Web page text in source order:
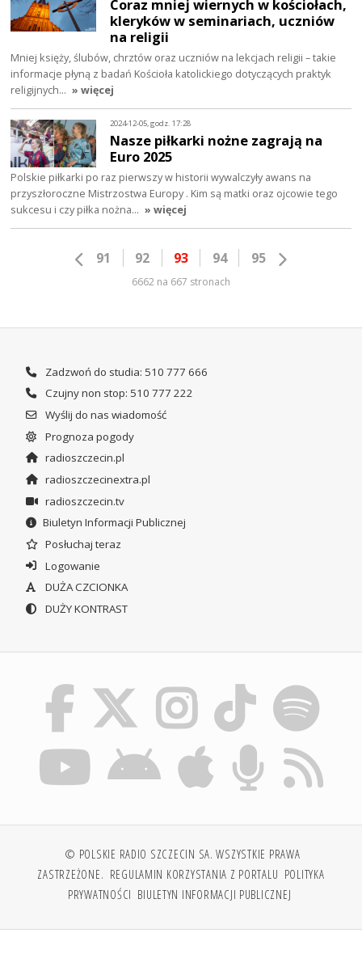
Coraz mniej wiernych w kościołach,
kleryków w seminariach, uczniów
na religii
Mniej księży, ślubów, chrztów oraz uczniów na lekcjach religii – takie
informacje płyną z badań Kościoła katolickiego dotyczących praktyk
religijnych… » więcej
2024-12-05, godz. 17:28
Nasze piłkarki nożne zagrają na
Euro 2025
Polskie piłkarki po raz pierwszy w historii wywalczyły awans na
przyszłoroczne Mistrzostwa Europy . Kim są matki oraz ojcowie tego
sukcesu i czy piłka nożna… » więcej
91 92 93 94 95
6662 na 667 stronach
Zadzwoń do studia: 510 777 666
Czujny non stop: 510 777 222
Wyślij do nas wiadomość
Prognoza pogody
radioszczecin.pl
radioszczecinextra.pl
radioszczecin.tv
Biuletyn Informacji Publicznej
Posłuchaj teraz
Logowanie
DUŻA CZCIONKA
DUŻY KONTRAST
© POLSKIE RADIO SZCZECIN SA. WSZYSTKIE PRAWA
ZASTRZEŻONE. REGULAMIN KORZYSTANIA Z PORTALU POLITYKA
PRYWATNOŚCI BIULETYN INFORMACJI PUBLICZNEJ